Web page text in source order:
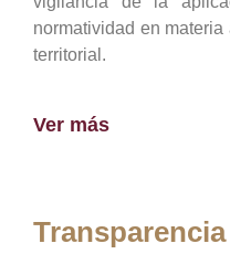
normatividad en
territorial.
Ver más